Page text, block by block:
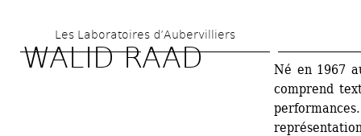
au
contenu
Les Laboratoires d’Aubervilliers
WALID RAAD
Né en 1967
comprend